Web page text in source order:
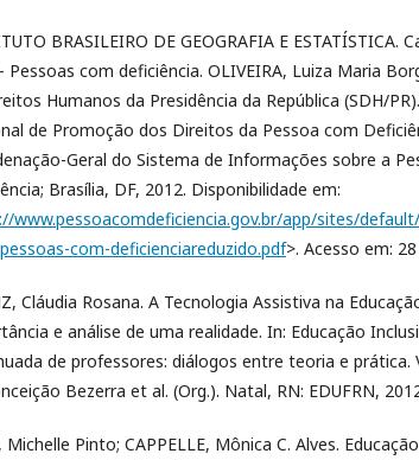
BRASILEIRO DE GEOGRAFIA E ESTATÍSTICA.
Pessoas com deficiência. OLIVEIRA, Luiza Maria
Humanos da Presidência da República (SDH/
de Promoção dos Direitos da Pessoa com
Geral do Sistema de Informações sobre a
Brasília, DF, 2012. Disponibilidade em:
www.pessoacomdeficiencia.gov.br/app/sites/
com-deficienciareduzido.pdf>. Acesso em:
Cláudia Rosana. A Tecnologia Assistiva na
e análise de uma realidade. In: Educação
de professores: diálogos entre teoria e prática.
Bezerra et al. (Org.). Natal, RN: EDUFRN,
Michelle Pinto; CAPPELLE, Mônica C. Alves.